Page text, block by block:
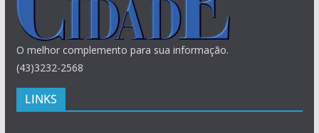
O melhor complemento para sua informação.
(43)3232-2568
LINKS